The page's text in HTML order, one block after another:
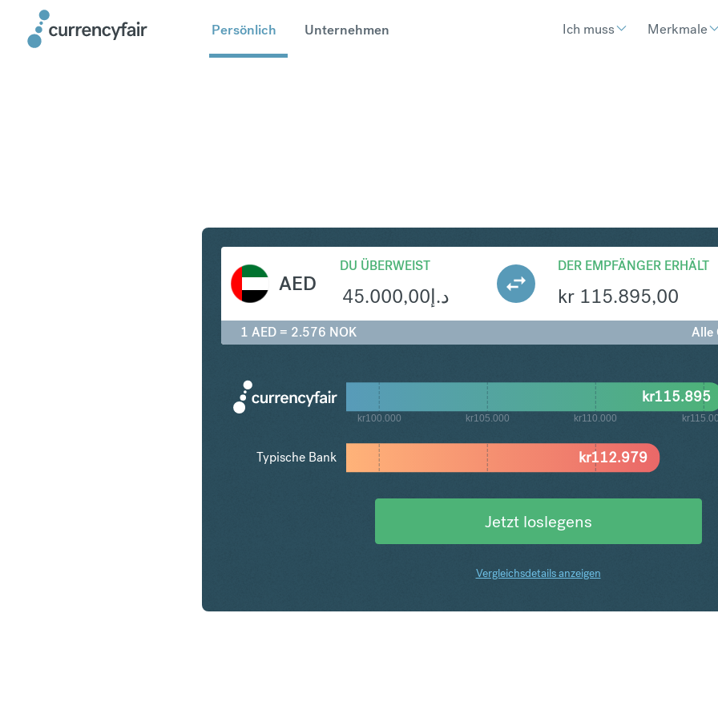
Persönlich Unternehmen Ich muss Merkmale
AED
DU ÜBERWEIST
د.إ45.000,00
DER EMPFÄNGER ERHÄLT
kr 115.895,00
1 AED = 2.576 NOK Alle
kr100.000 kr105.000 kr110.000
kr112.979
kr115.895
Typische Bank
Jetzt loslegens
Vergleichsdetails anzeigen